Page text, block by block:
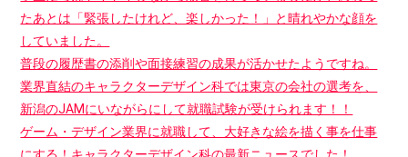
たあとは「緊張したけれど、楽しかった！」と晴れやかな顔を
していました。
普段の履歴書の添削や面接練習の成果が活かせたようですね。
業界直結のキャラクターデザイン科では東京の会社の選考を、
新潟のJAMにいながらにして就職試験が受けられます！！
ゲーム・デザイン業界に就職して、大好きな絵を描く事を仕事
にする！キャラクターデザイン科の最新ニュースでした！